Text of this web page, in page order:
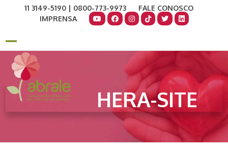
11 3149-5190 | 0800-773-9973
FALE CONOSCO
IMPRENSA
Open
mobile
menu
Close
mobile
menu
HERA-SITE